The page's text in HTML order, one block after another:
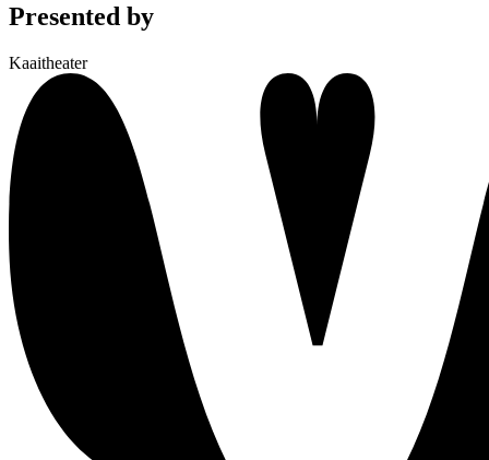
Presented by
Kaaitheater